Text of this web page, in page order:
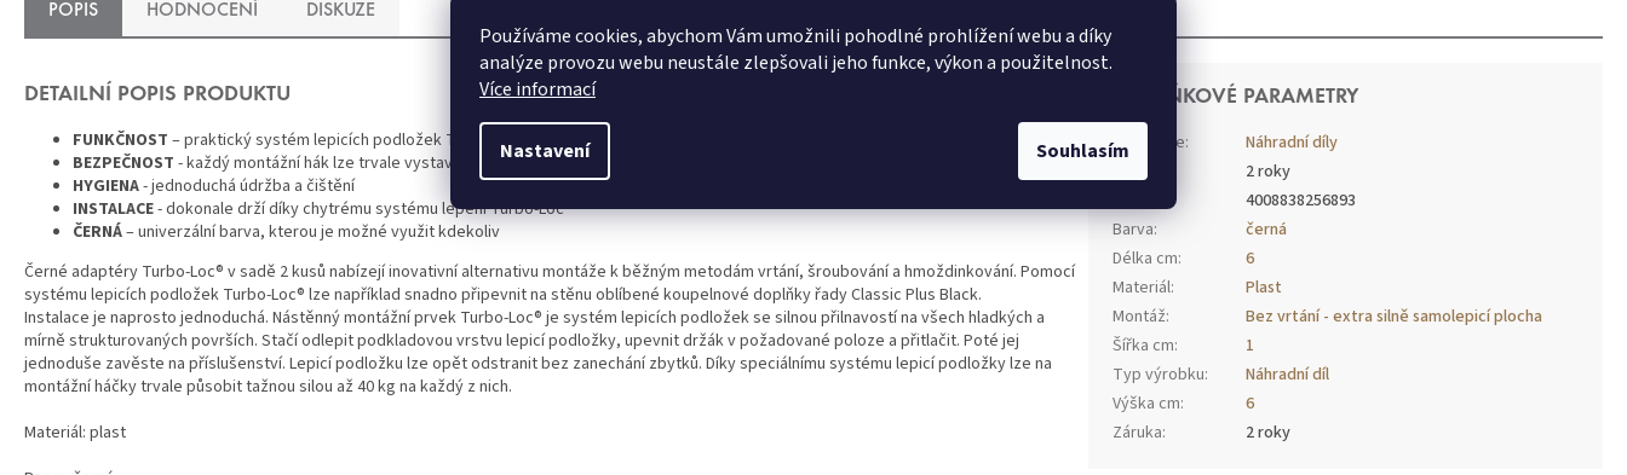
Používáme cookies, abychom Vám umožnili pohodlné prohlížení webu a díky
analýze provozu webu neustále zlepšovali jeho funkce, výkon a použitelnost.
Více informací
Nastavení Souhlasím
POPIS HODNOCENÍ DISKUZE
DETAILNÍ POPIS PRODUKTU
FUNKČNOST – praktický systém lepicích podložek Turbo-Loc® se silnou přilnavostí ke všem hladkým a mírně strukturovaným povrchům
BEZPEČNOST - každý montážní hák lze trvale vystavit tahové síle až 40 kg
HYGIENA- jednoduchá údržba a čištění
INSTALACE- dokonale drží díky chytrému systému lepení Turbo-Loc ®
ČERNÁ– univerzální barva, kterou je možné využit kdekoliv
Černé adaptéry Turbo-Loc® v sadě 2 kusů nabízejí inovativní alternativu montáže k běžným metodám vrtání, šroubování a hmoždinkování. Pomocí
systému lepicích podložek Turbo-Loc® lze například snadno připevnit na stěnu oblíbené koupelnové doplňky řady Classic Plus Black.
Instalace je naprosto jednoduchá. Nástěnný montážní prvek Turbo-Loc® je systém lepicích podložek se silnou přilnavostí na všech hladkých a
mírně strukturovaných površích. Stačí odlepit podkladovou vrstvu lepicí podložky, upevnit držák v požadované poloze a přitlačit. Poté jej
jednoduše zavěste na příslušenství. Lepicí podložku lze opět odstranit bez zanechání zbytků. Díky speciálnímu systému lepicí podložky lze na
montážní háčky trvale působit tažnou silou až 40 kg na každý z nich.
Materiál: plast
DOPLŇKOVÉ PARAMETRY
Kategorie:
Náhradní díly
Záruka
2 roky
4008838256893
Barva:
černá
Délka cm:
6
Materiál:
Plast
Montáž:
Bez vrtání - extra silně samolepicí plocha
Šířka cm:
1
Typ výrobku:
Náhradní díl
Výška cm:
6
Záruka: 2 roky